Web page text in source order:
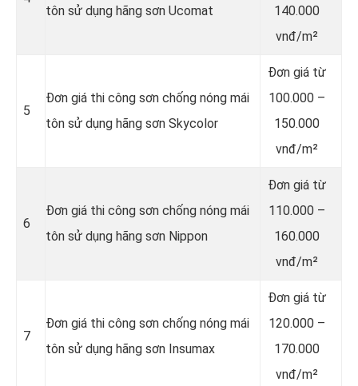
tôn sử dụng hãng sơn Ucomat
140.000
vnđ/m²
5
Đơn giá thi công sơn chống nóng mái
tôn sử dụng hãng sơn Skycolor
Đơn giá từ
100.000 –
150.000
vnđ/m²
6
Đơn giá thi công sơn chống nóng mái
tôn sử dụng hãng sơn Nippon
Đơn giá từ
110.000 –
160.000
vnđ/m²
7
Đơn giá thi công sơn chống nóng mái
tôn sử dụng hãng sơn Insumax
Đơn giá từ
120.000 –
170.000
vnđ/m²